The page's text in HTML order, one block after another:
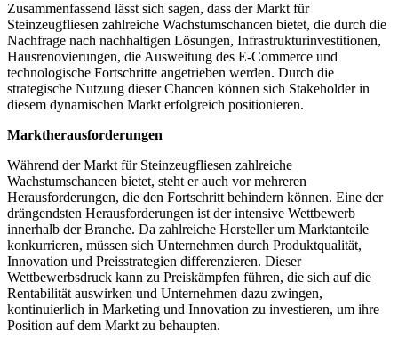
Zusammenfassend lässt sich sagen, dass der Markt für
Steinzeugfliesen zahlreiche Wachstumschancen bietet, die durch die
Nachfrage nach nachhaltigen Lösungen, Infrastrukturinvestitionen,
Hausrenovierungen, die Ausweitung des E-Commerce und
technologische Fortschritte angetrieben werden. Durch die
strategische Nutzung dieser Chancen können sich Stakeholder in
diesem dynamischen Markt erfolgreich positionieren.
Marktherausforderungen
Während der Markt für Steinzeugfliesen zahlreiche
Wachstumschancen bietet, steht er auch vor mehreren
Herausforderungen, die den Fortschritt behindern können. Eine der
drängendsten Herausforderungen ist der intensive Wettbewerb
innerhalb der Branche. Da zahlreiche Hersteller um Marktanteile
konkurrieren, müssen sich Unternehmen durch Produktqualität,
Innovation und Preisstrategien differenzieren. Dieser
Wettbewerbsdruck kann zu Preiskämpfen führen, die sich auf die
Rentabilität auswirken und Unternehmen dazu zwingen,
kontinuierlich in Marketing und Innovation zu investieren, um ihre
Position auf dem Markt zu behaupten.